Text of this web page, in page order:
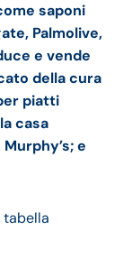
saponi
Palmolive,
e vende
della cura
piatti
casa
e
tabella